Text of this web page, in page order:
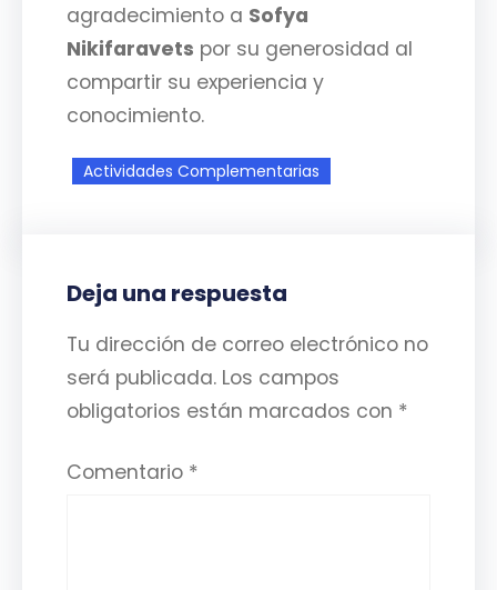
agradecimiento a Sofya
Nikifaravets por su generosidad al
compartir su experiencia y
conocimiento.
Actividades Complementarias
Deja una respuesta
Tu dirección de correo electrónico no
será publicada. Los campos
obligatorios están marcados con *
Comentario *